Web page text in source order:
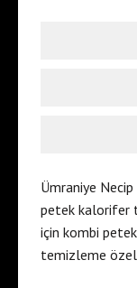
Ümraniye
petek kalorifer
için kombi
temizleme